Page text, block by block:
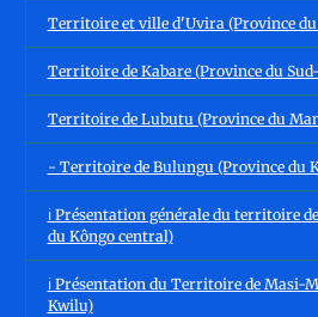
Territoire et ville d'Uvira (Province du
Territoire de Kabare (Province du
Territoire de Lubutu (Province du
- Territoire de Bulungu (Province du
ℹ️ Présentation générale du territoire
du Kôngo central)
ℹ️ Présentation du Territoire de Masi-
Kwilu)